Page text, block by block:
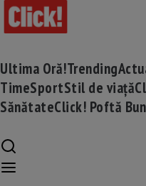
Ultima Oră!Trending
TimeSportStil de viață
SănătateClick! Poftă